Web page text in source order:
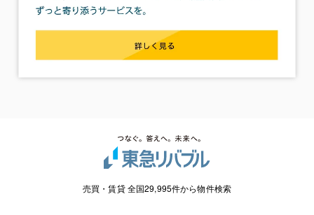
売買・賃貸 全国29,995件から物件検索